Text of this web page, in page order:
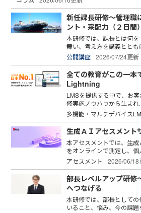
新任課長研修～管理職
ント・采配力（２日間）
本研修では、課長とは何
舞い、考え方を講義ととも
公開講座 2026/07/24更新
全ての教育がこの一
Lightning
LMSを提供する中で、お
修実施ノウハウから生まれ
多機能・マルチデバイス
生成ＡＩアセスメント
本アセスメントでは、生
をオンラインで測定し、個
アセスメント
2026/06/18
部長レベルアップ研修
へつなげる
本研修では、部長として
いること、悩み、今の課題